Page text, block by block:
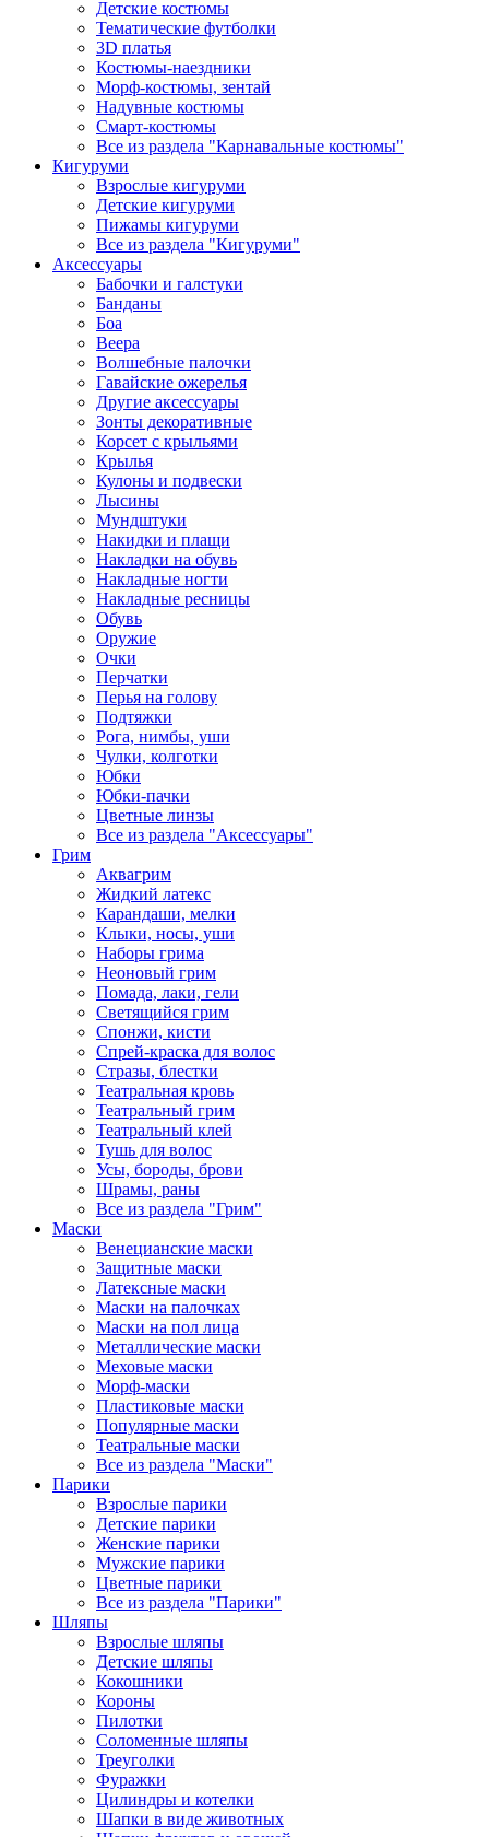
Детские костюмы
Тематические футболки
3D платья
Костюмы-наездники
Морф-костюмы, зентай
Надувные костюмы
Смарт-костюмы
Все из раздела "Карнавальные костюмы"
Кигуруми
Взрослые кигуруми
Детские кигуруми
Пижамы кигуруми
Все из раздела "Кигуруми"
Аксессуары
Бабочки и галстуки
Банданы
Боа
Веера
Волшебные палочки
Гавайские ожерелья
Другие аксессуары
Зонты декоративные
Корсет с крыльями
Крылья
Кулоны и подвески
Лысины
Мундштуки
Накидки и плащи
Накладки на обувь
Накладные ногти
Накладные ресницы
Обувь
Оружие
Очки
Перчатки
Перья на голову
Подтяжки
Рога, нимбы, уши
Чулки, колготки
Юбки
Юбки-пачки
Цветные линзы
Все из раздела "Аксессуары"
Грим
Аквагрим
Жидкий латекс
Карандаши, мелки
Клыки, носы, уши
Наборы грима
Неоновый грим
Помада, лаки, гели
Светящийся грим
Спонжи, кисти
Спрей-краска для волос
Стразы, блестки
Театральная кровь
Театральный грим
Театральный клей
Тушь для волос
Усы, бороды, брови
Шрамы, раны
Все из раздела "Грим"
Маски
Венецианские маски
Защитные маски
Латексные маски
Маски на палочках
Маски на пол лица
Металлические маски
Меховые маски
Морф-маски
Пластиковые маски
Популярные маски
Театральные маски
Все из раздела "Маски"
Парики
Взрослые парики
Детские парики
Женские парики
Мужские парики
Цветные парики
Все из раздела "Парики"
Шляпы
Взрослые шляпы
Детские шляпы
Кокошники
Короны
Пилотки
Соломенные шляпы
Треуголки
Фуражки
Цилиндры и котелки
Шапки в виде животных